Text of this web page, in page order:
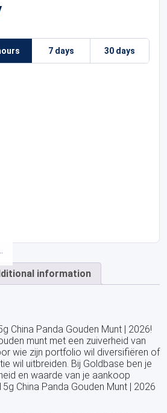
7 days 30 days
information
China Panda Gouden Munt | 2026!
munt met een zuiverheid van
wie zijn portfolio wil diversifiëren of
wil uitbreiden. Bij Goldbase ben je
en waarde van je aankoop
China Panda Gouden Munt | 2026